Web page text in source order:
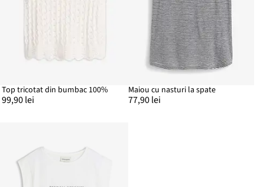
Top tricotat din bumbac 100%
99,90 lei
Maiou cu nasturi la spate
77,90 lei